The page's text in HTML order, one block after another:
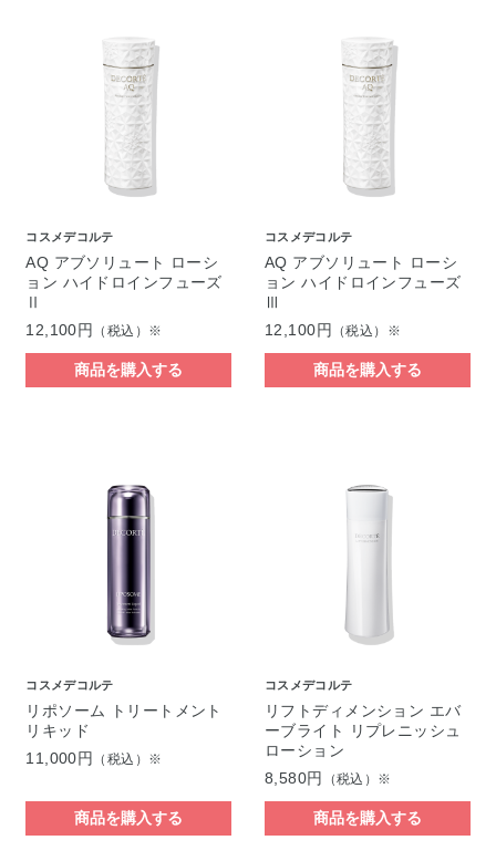
コスメデコルテ
AQ アブソリュート ローシ
ョン ハイドロインフューズ
Ⅱ
12,100円
（税込）※
商品を購入する
コスメデコルテ
AQ アブソリュート ローシ
ョン ハイドロインフューズ
Ⅲ
12,100円
（税込）※
商品を購入する
コスメデコルテ
リポソーム トリートメント
リキッド
11,000円
（税込）※
商品を購入する
コスメデコルテ
リフトディメンション エバ
ーブライト リプレニッシュ
ローション
8,580円
（税込）※
商品を購入する